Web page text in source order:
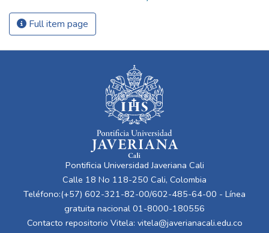
Full item page
Pontificia Universidad Javeriana Cali
Calle 18 No 118-250 Cali, Colombia
Teléfono:(+57) 602-321-82-00/602-485-64-00 - Línea
gratuita nacional 01-8000-180556
Contacto repositorio Vitela: vitela@javerianacali.edu.co